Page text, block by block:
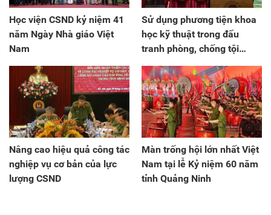
Học viện CSND kỷ niệm 41
năm Ngày Nhà giáo Việt
Nam
Sử dụng phương tiện khoa
học kỹ thuật trong đấu
tranh phòng, chống tội
Nâng cao hiệu quả công tác
nghiệp vụ cơ bản của lực
lượng CSND
Màn trống hội lớn nhất Việt
Nam tại lễ Kỷ niệm 60 năm
tỉnh Quảng Ninh